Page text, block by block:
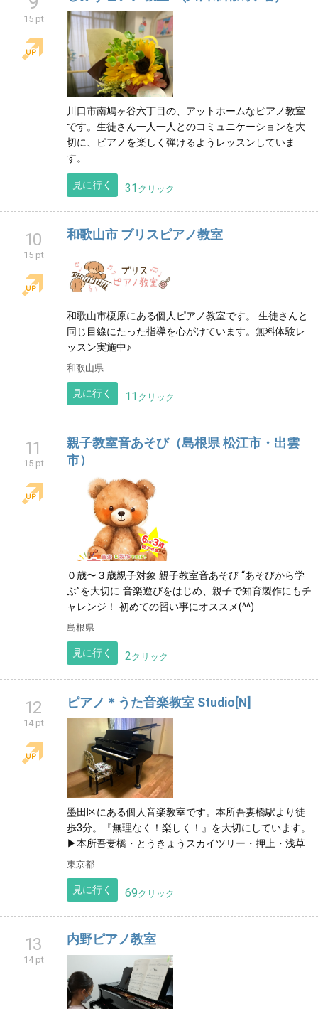
15 pt
川口市南鳩ヶ谷六丁目の、アットホームなピアノ教室
です。生徒さん一人一人とのコミュニケーションを大
切に、ピアノを楽しく弾けるようレッスンしていま
す。
見に行く 31 クリック
10
15 pt
和歌山市 ブリスピアノ教室
和歌山市榎原にある個人ピアノ教室です。 生徒さんと
同じ目線にたった指導を心がけています。無料体験レ
ッスン実施中♪
和歌山県
見に行く 11 クリック
11
15 pt
親子教室音あそび（島根県 松江市・出雲
市）
０歳〜３歳親子対象 親子教室音あそび “あそびから学
ぶ”を大切に 音楽遊びをはじめ、親子で知育製作にもチ
ャレンジ！ 初めての習い事にオススメ(^^)
島根県
見に行く 2クリック
12
14 pt
ピアノ＊うた音楽教室 Studio[N]
墨田区にある個人音楽教室です。本所吾妻橋駅より徒
歩3分。『無理なく！楽しく！』を大切にしています。
▶︎本所吾妻橋・とうきょうスカイツリー・押上・浅草
東京都
見に行く 69クリック
13
14 pt
内野ピアノ教室